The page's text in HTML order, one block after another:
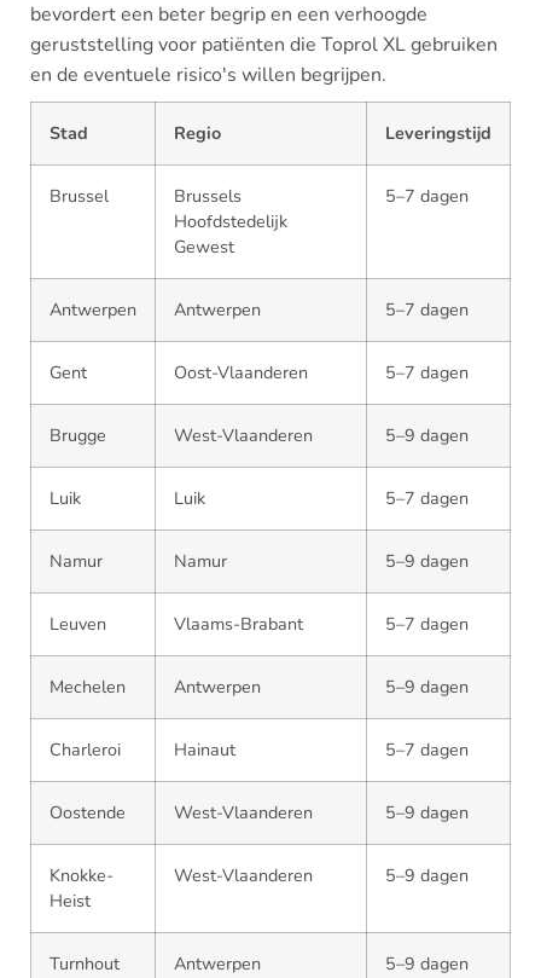
bevordert een beter begrip en een verhoogde
geruststelling voor patiënten die Toprol XL gebruiken
en de eventuele risico's willen begrijpen.
Stad Regio Leveringstijd
Brussel
Brussels
Hoofdstedelijk
Gewest
5–7 dagen
Antwerpen Antwerpen 5–7 dagen
Gent Oost-Vlaanderen 5–7 dagen
Brugge West-Vlaanderen 5–9 dagen
Luik Luik 5–7 dagen
Namur Namur 5–9 dagen
Leuven Vlaams-Brabant 5–7 dagen
Mechelen Antwerpen 5–9 dagen
Charleroi Hainaut 5–7 dagen
Oostende West-Vlaanderen 5–9 dagen
Knokke-
Heist
West-Vlaanderen 5–9 dagen
Turnhout Antwerpen 5–9 dagen